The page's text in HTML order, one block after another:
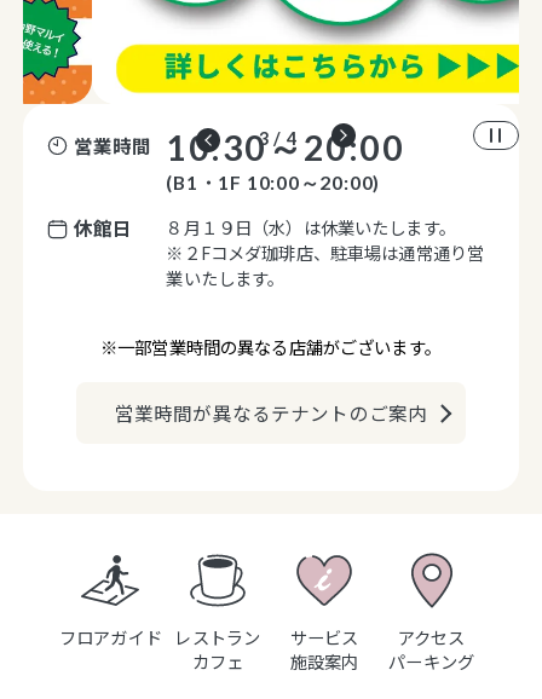
3 / 4
営業時間 10:30～20:00
(B1・1F 10:00～20:00)
休館日
８月１９日（水）は休業いたします。
※２Fコメダ珈琲店、駐車場は通常通り営
業いたします。
※一部営業時間の異なる店舗がございます。
営業時間が異なるテナントのご案内
フロアガイド
アクセス
パーキング
レストラン
カフェ
サービス
施設案内